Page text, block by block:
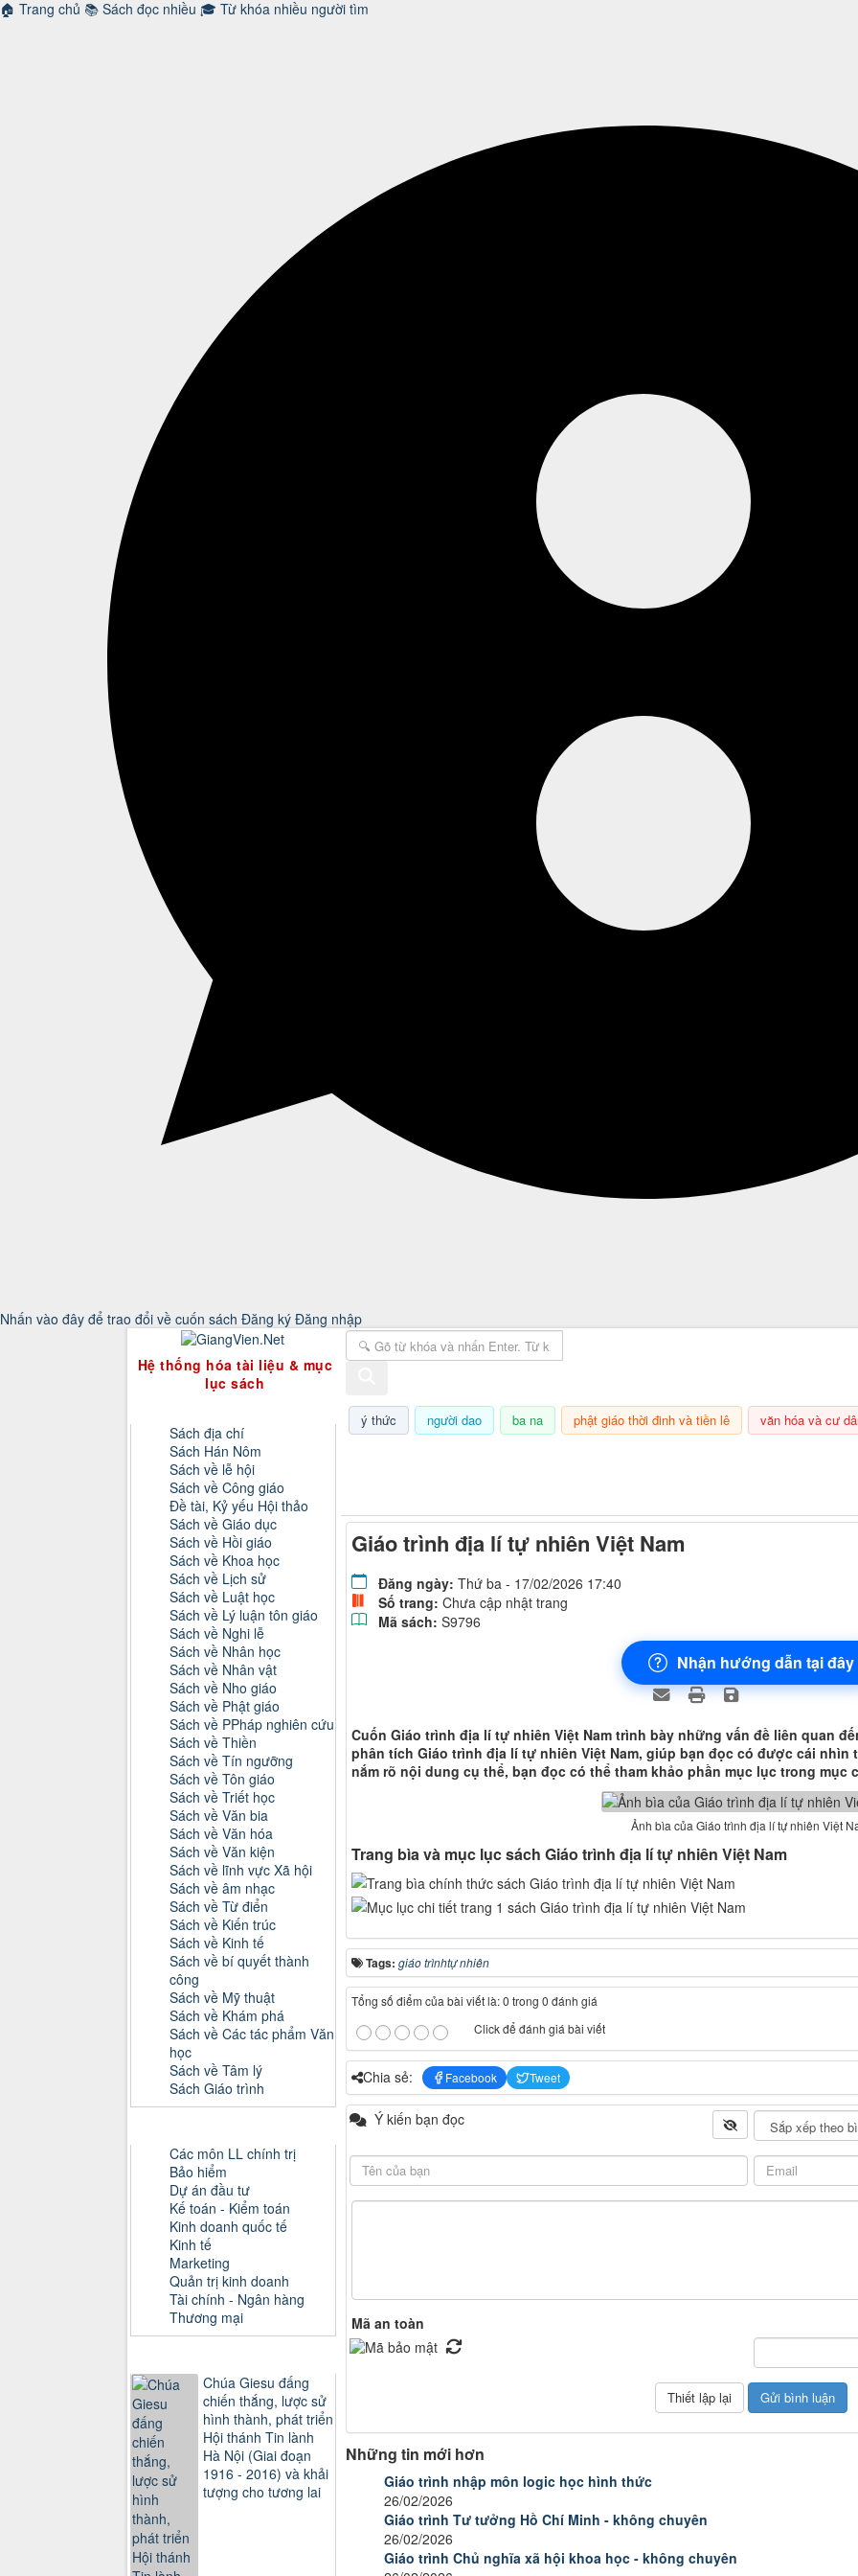
🏠 Trang chủ 📚 Sách đọc nhiều 🎓 Từ khóa nhiều người tìm
Nhấn vào đây để trao đổi về cuốn sách Đăng ký Đăng nhập
ý thức người dao ba na phật giáo thời đinh và tiền lê văn hóa và cư
Giáo trình địa lí tự nhiên Việt Nam
Đăng ngày: Thứ ba - 17/02/2026 17:40
Số trang: Chưa cập nhật trang
Mã sách: S9796
Nhận hướng dẫn tại đây
Cuốn Giáo trình địa lí tự nhiên Việt Nam trình bày những vấn đề liên quan
phân tích Giáo trình địa lí tự nhiên Việt Nam, giúp bạn đọc có được cái
nắm rõ nội dung cụ thể, bạn đọc có thể tham khảo phần mục lục trong mục
Ảnh bìa của Giáo trình địa lí tự nhiên Việt
Trang bìa và mục lục sách Giáo trình địa lí tự nhiên Việt Nam
Tags: giáo trìnhtự nhiên
Tổng số điểm của bài viết là: 0 trong 0 đánh giá
Click để đánh giá bài viết
Chia sẻ: Facebook Tweet
Ý kiến bạn đọc
Mã an toàn
Những tin mới hơn
Giáo trình nhập môn logic học hình thức
26/02/2026
Giáo trình Tư tưởng Hồ Chí Minh - không chuyên
26/02/2026
Giáo trình Chủ nghĩa xã hội khoa học - không chuyên
GiangVien.Net - Hệ thống hóa tài liệu & mục lục sách
Hệ thống hóa tài liệu & mục
lục sách
Sách địa chí
Sách Hán Nôm
Sách về lễ hội
Sách về Công giáo
Đề tài, Kỷ yếu Hội thảo
Sách về Giáo dục
Sách về Hồi giáo
Sách về Khoa học
Sách về Lịch sử
Sách về Luật học
Sách về Lý luận tôn giáo
Sách về Nghi lễ
Sách về Nhân học
Sách về Nhân vật
Sách về Nho giáo
Sách về Phật giáo
Sách về PPháp nghiên cứu
Sách về Thiền
Sách về Tín ngưỡng
Sách về Tôn giáo
Sách về Triết học
Sách về Văn bia
Sách về Văn hóa
Sách về Văn kiện
Sách về lĩnh vực Xã hội
Sách về âm nhạc
Sách về Từ điển
Sách về Kiến trúc
Sách về Kinh tế
Sách về bí quyết thành
công
Sách về Mỹ thuật
Sách về Khám phá
Sách về Các tác phẩm Văn
học
Sách về Tâm lý
Sách Giáo trình
Các môn LL chính trị
Bảo hiểm
Dự án đầu tư
Kế toán - Kiểm toán
Kinh doanh quốc tế
Kinh tế
Marketing
Quản trị kinh doanh
Tài chính - Ngân hàng
Thương mại
Chúa Giesu đấng
chiến thắng, lược sử
hình thành, phát triển
Hội thánh Tin lành
Hà Nội (Giai đoạn
1916 - 2016) và khải
tượng cho tương lai